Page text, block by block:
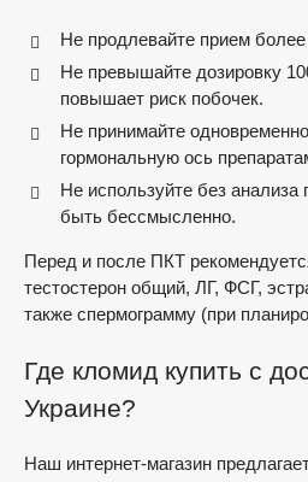
Не продлевайте прием
Не превышайте дозировку
повышает риск побочек.
Не принимайте
гормональную ось
Не используйте без
быть бессмысленно.
Перед и после ПКТ
тестостерон общий, ЛГ, ФСГ,
также спермограмму (при
Где кломид купить с
Украине?
Наш интернет-магазин